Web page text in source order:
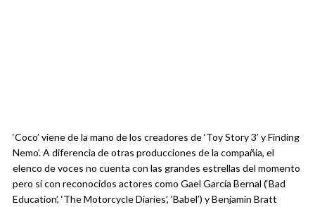
‘Coco’ viene de la mano de los creadores de ‘Toy Story 3’ y Finding
Nemo’. A diferencia de otras producciones de la compañía, el
elenco de voces no cuenta con las grandes estrellas del momento
pero sí con reconocidos actores como Gael García Bernal (‘Bad
Education’, ‘The Motorcycle Diaries’, ‘Babel’) y Benjamin Bratt